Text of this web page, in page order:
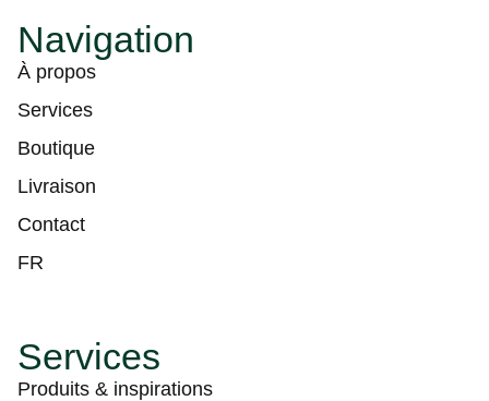
Navigation
À propos
Services
Boutique
Livraison
Contact
FR
Services
Produits & inspirations